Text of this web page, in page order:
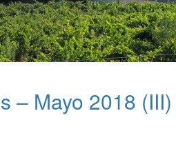
– Mayo 2018 (III)